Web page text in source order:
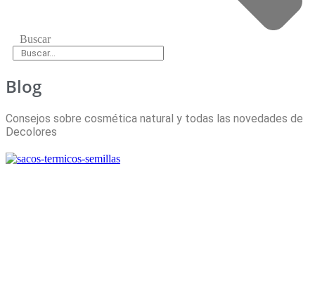
Buscar
Blog
Consejos sobre cosmética natural y todas las novedades de
Decolores